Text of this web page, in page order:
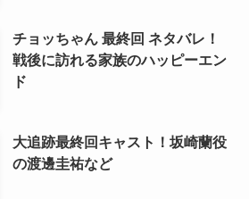
チョッちゃん 最終回 ネタバレ！
戦後に訪れる家族のハッピーエン
ド
大追跡最終回キャスト！坂崎蘭役
の渡邊圭祐など